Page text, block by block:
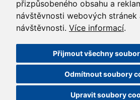
přizpůsobeného obsahu a
návštěvnosti webových
návštěvnosti. Více informací.
Přijmout všechny
Odmítnout soubory
Upravit soubory
©2010–2026HOCHTIEF CZ a.s.
Nastavení cookies|